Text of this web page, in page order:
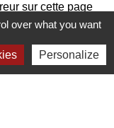
sur cette page
over what you want
Personalize